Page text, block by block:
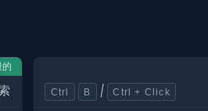
Ctrl B | Ctrl + Click